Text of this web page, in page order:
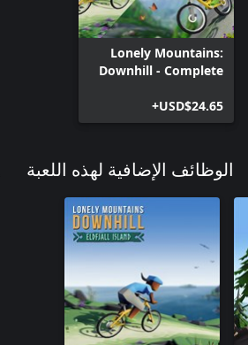
Lonely Mountains:
Downhill - Complete
USD$24.65+
الوظائف الإضافية لهذه اللعبة